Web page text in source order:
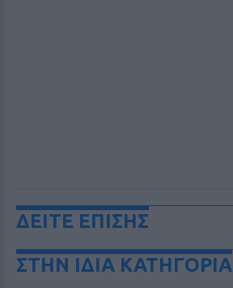
ΔΕΙΤΕ ΕΠΙΣΗΣ
ΣΤΗΝ ΙΔΙΑ ΚΑΤΗΓΟΡΙΑ